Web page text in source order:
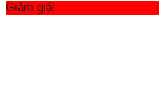
Giảm giá!